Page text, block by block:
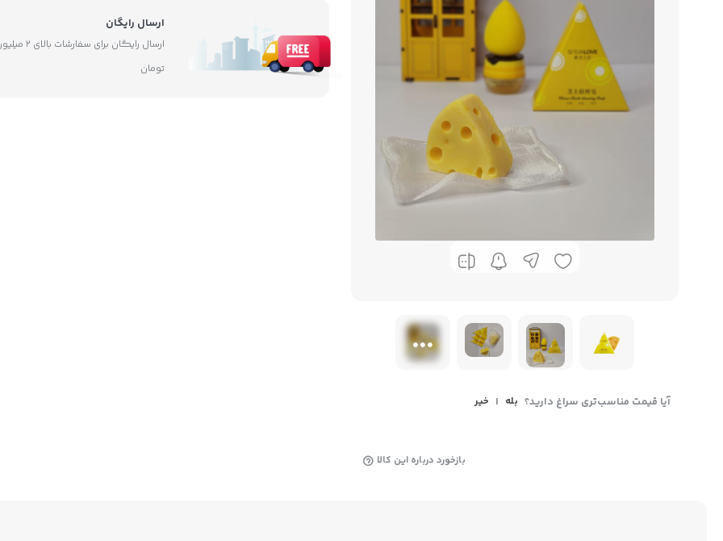
آیا قیمت مناسب‌تری سراغ دارید؟ بله | خیر
بازخورد درباره این کالا
ارسال رایگان
ارسال رایگان برای سفارشات
تومان